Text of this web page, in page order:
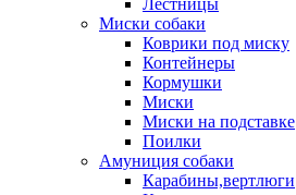
Лестницы
Миски собаки
Коврики под миску
Контейнеры
Кормушки
Миски
Миски на подставке
Поилки
Амуниция собаки
Карабины,вертлюги